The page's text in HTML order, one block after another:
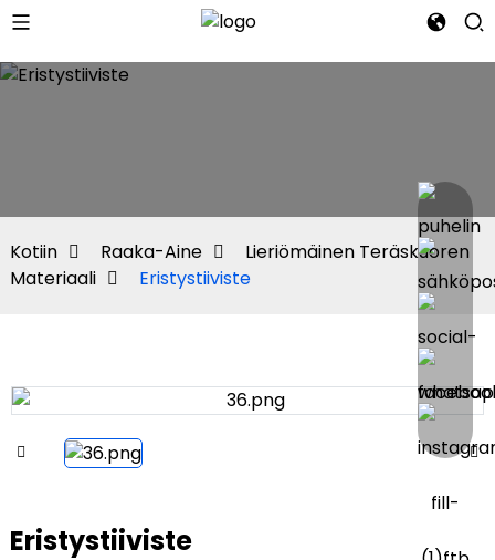
Kotiin Raaka-Aine
Lieriömäinen Teräskuoren
Materiaali
Eristystiiviste
Eristystiiviste